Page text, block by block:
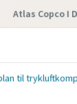
Atlas Copco I
til